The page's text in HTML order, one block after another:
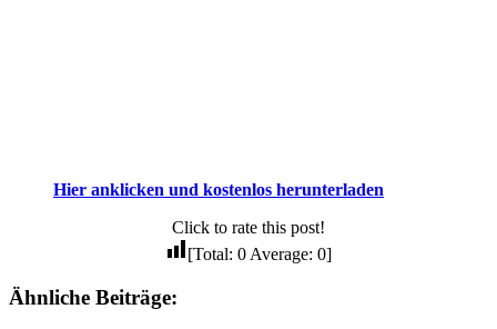
Hier anklicken und kostenlos herunterladen
Click to rate this post!
[Total: 0Average: 0]
Ähnliche Beiträge: